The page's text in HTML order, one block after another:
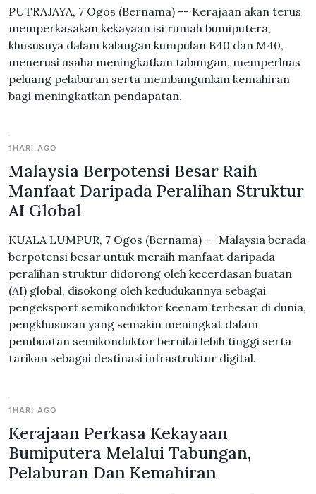
PUTRAJAYA, 7 Ogos (Bernama) -- Kerajaan akan terus
memperkasakan kekayaan isi rumah bumiputera,
khususnya dalam kalangan kumpulan B40 dan M40,
menerusi usaha meningkatkan tabungan, memperluas
peluang pelaburan serta membangunkan kemahiran
bagi meningkatkan pendapatan.
1HARI AGO
Malaysia Berpotensi Besar Raih
Manfaat Daripada Peralihan Struktur
AI Global
KUALA LUMPUR, 7 Ogos (Bernama) -- Malaysia berada
berpotensi besar untuk meraih manfaat daripada
peralihan struktur didorong oleh kecerdasan buatan
(AI) global, disokong oleh kedudukannya sebagai
pengeksport semikonduktor keenam terbesar di dunia,
pengkhususan yang semakin meningkat dalam
pembuatan semikonduktor bernilai lebih tinggi serta
tarikan sebagai destinasi infrastruktur digital.
1HARI AGO
Kerajaan Perkasa Kekayaan
Bumiputera Melalui Tabungan,
Pelaburan Dan Kemahiran